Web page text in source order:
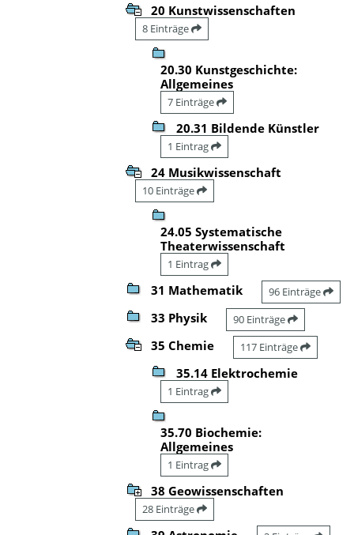
20 Kunstwissenschaften
8 Einträge
20.30 Kunstgeschichte:
Allgemeines
7 Einträge
20.31 Bildende Künstler
1 Eintrag
24 Musikwissenschaft
10 Einträge
24.05 Systematische
Theaterwissenschaft
1 Eintrag
31 Mathematik 96 Einträge
33 Physik 90 Einträge
35 Chemie 117 Einträge
35.14 Elektrochemie
1 Eintrag
35.70 Biochemie:
Allgemeines
1 Eintrag
38 Geowissenschaften
28 Einträge